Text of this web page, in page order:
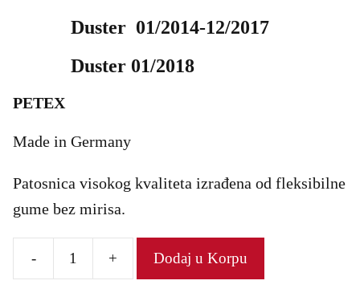
Duster 01/2014-12/2017
Duster 01/2018
PETEX
Made in Germany
Patosnica visokog kvaliteta izrađena od fleksibilne
gume bez mirisa.
-
Gumena
+ Dodaj u Korpu